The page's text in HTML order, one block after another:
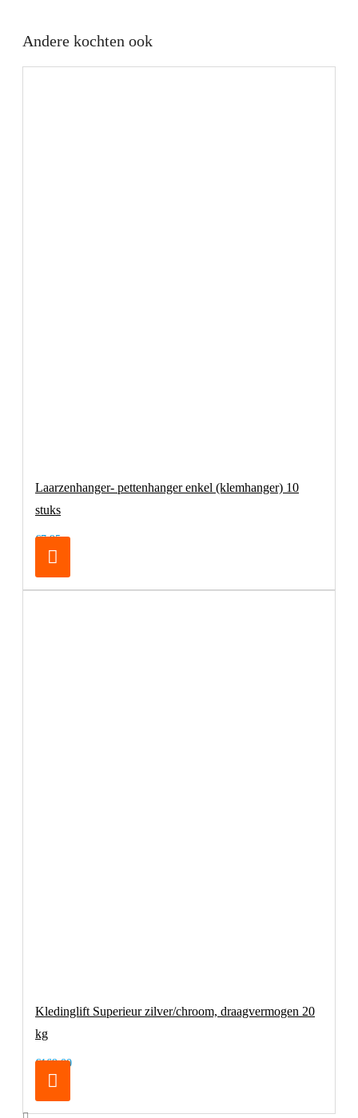
Andere kochten ook
Laarzenhanger- pettenhanger enkel (klemhanger) 10
stuks
€7,95
Kledinglift Superieur zilver/chroom, draagvermogen 20
kg
€169,00